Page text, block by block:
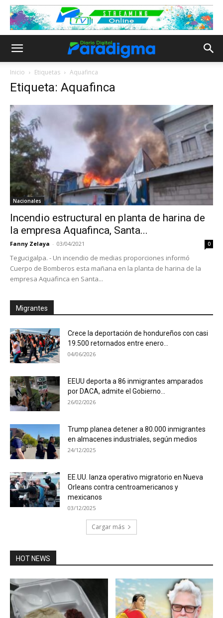
Inicio Etiquetas Aquafinca
Etiqueta: Aquafinca
Nacionales
Incendio estructural en planta de harina de
la empresa Aquafinca, Santa...
Fanny Zelaya - 03/04/2021 0
Tegucigalpa. - Un incendio de medias proporciones informó
Cuerpo de Bomberos esta mañana en la planta de harina de la
empresa Aquafinca en Santa...
Migrantes
Crece la deportación de hondureños con casi
19.500 retornados entre enero...
04/06/2026
EEUU deporta a 86 inmigrantes amparados
por DACA, admite el Gobierno...
26/02/2026
Trump planea detener a 80.000 inmigrantes
en almacenes industriales, según medios
24/12/2025
EE.UU. lanza operativo migratorio en Nueva
Orleans contra centroamericanos y
mexicanos
03/12/2025
Cargar más
HOT NEWS